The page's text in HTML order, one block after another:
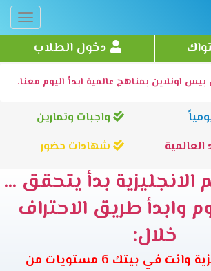
دخول الطلاب
اونلاين بمناهج عالمية ابدأ اليوم معنا.
واجبات وتمارين
شهادات حضور
بدأ يتحقق ...
وابدأ طريق الاحتراف
خلال:
احترف الانجليزية وانت في بيتك 6 مستويات من